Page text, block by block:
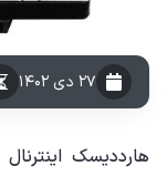
۲۷ دی ۱۴۰۲